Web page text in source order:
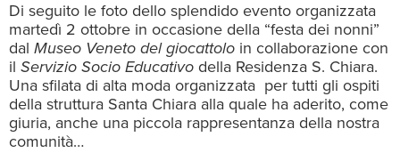
Di seguito le foto dello splendido evento organizzata
martedì 2 ottobre in occasione della “festa dei nonni”
dal Museo Veneto del giocattolo in collaborazione con
il Servizio Socio Educativo della Residenza S. Chiara.
Una sfilata di alta moda organizzata per tutti gli ospiti
della struttura Santa Chiara alla quale ha aderito, come
giuria, anche una piccola rappresentanza della nostra
comunità…